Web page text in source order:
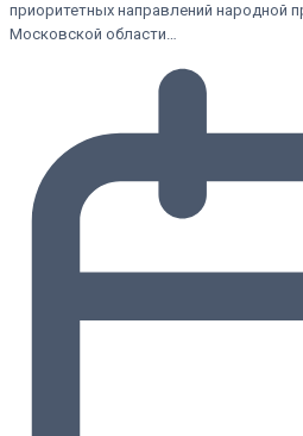
приоритетных направлений народной
Московской области…